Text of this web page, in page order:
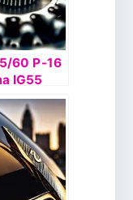
60 Р-16
IG55